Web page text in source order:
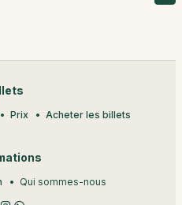
Prix Acheter les billets
Qui sommes-nous